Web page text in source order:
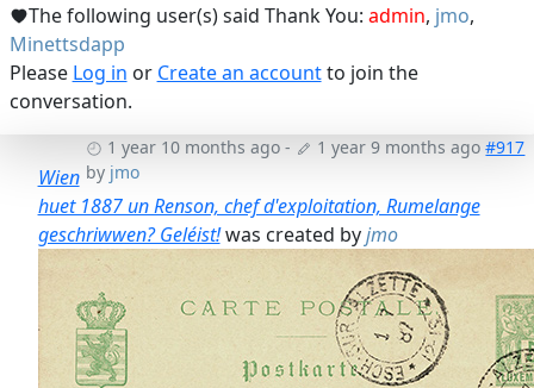
The following user(s) said Thank You: admin, jmo,
Minettsdapp
Please Log in or Create an accountto join the
conversation.
1 year 10 months ago - 1 year 9 months ago #917
by jmo
Wien
huet 1887 un Renson, chef d'exploitation, Rumelange
geschriwwen? Geléist!was created byjmo